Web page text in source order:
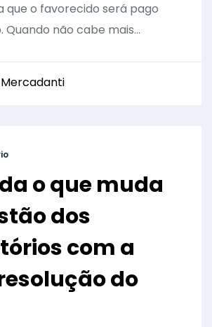
que o favorecido será pago
Quando não cabe mais...
o que muda
dos
com a
do